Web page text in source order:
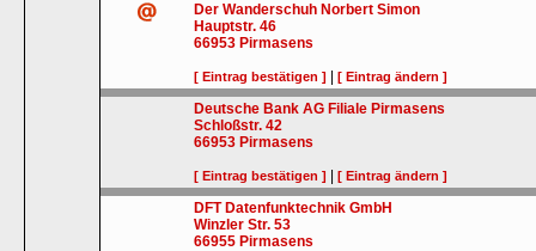
Der Wanderschuh Norbert Simon
Hauptstr. 46
66953 Pirmasens
[ Eintrag bestätigen ] |[ Eintrag ändern ]
Deutsche Bank AG Filiale Pirmasens
Schloßstr. 42
66953 Pirmasens
[ Eintrag bestätigen ] |[ Eintrag ändern ]
DFT Datenfunktechnik GmbH
Winzler Str. 53
66955 Pirmasens